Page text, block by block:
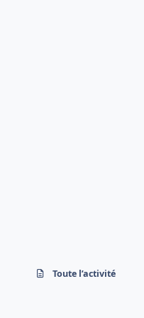
Toute l’activité